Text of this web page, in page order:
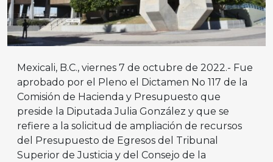
Mexicali, B.C., viernes 7 de octubre de 2022.- Fue
aprobado por el Pleno el Dictamen No 117 de la
Comisión de Hacienda y Presupuesto que
preside la Diputada Julia González y que se
refiere a la solicitud de ampliación de recursos
del Presupuesto de Egresos del Tribunal
Superior de Justicia y del Consejo de la